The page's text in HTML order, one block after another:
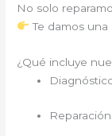
No solo
Te damos una
¿Qué incluye